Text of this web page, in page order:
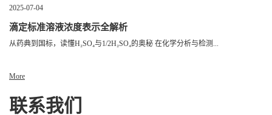
2025-07-04
滴定标准溶液浓度表示全解析
从药典到国标，读懂H₂SO₄与1/2H₂SO₄的奥秘 在化学分析与检测...
More
联系我们